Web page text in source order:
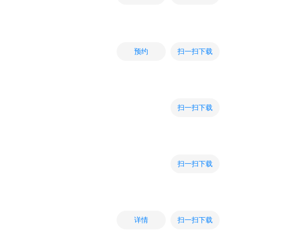
预约 扫一扫下载
扫一扫下载
扫一扫下载
详情 扫一扫下载